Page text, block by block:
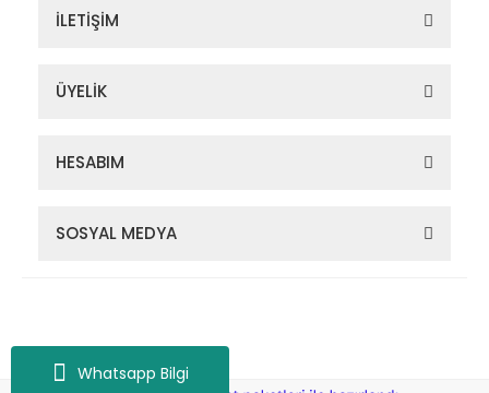
Whatsapp Bilgi
İLETİŞİM
ÜYELİK
HESABIM
SOSYAL MEDYA